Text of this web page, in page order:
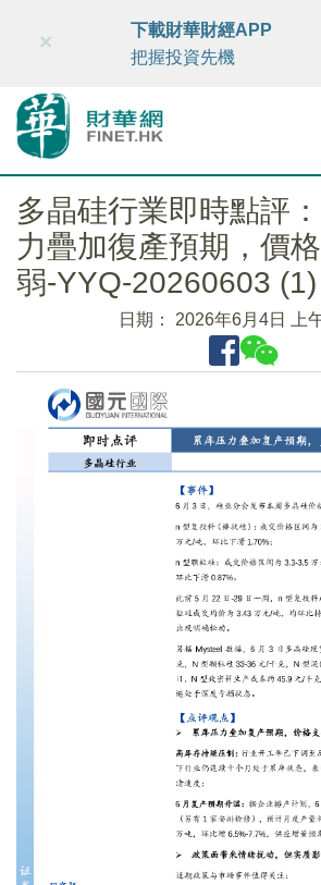
財華智庫網 FINTV FINMETA
×
下載財華財經APP
把握投資先機
多晶硅行業即時點評
力疊加復產預期，價
弱-YYQ-20260603 (1)
日期： 2026年6月4日 上